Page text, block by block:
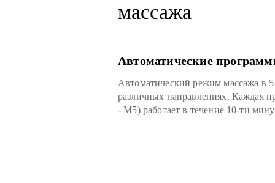
массажа
Автоматические
Автоматический режим массажа в
различных направлениях. Каждая
- M5) работает в течение 10-ти
массажа
Прогрев
Глубоко проникающий и
эффект, выбрав который можно
отдохнуть.
массажа
Ручной режим
С помощью пульта дистанционного
можно также выбрать только одну
различных областей вибрации.